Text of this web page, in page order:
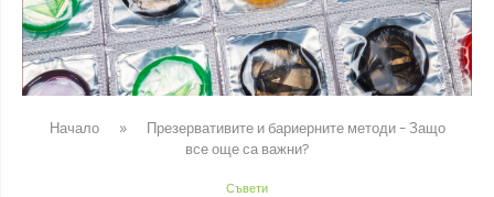
Начало »
Презервативите и бариерните методи – Защо
все още са важни?
Съвети